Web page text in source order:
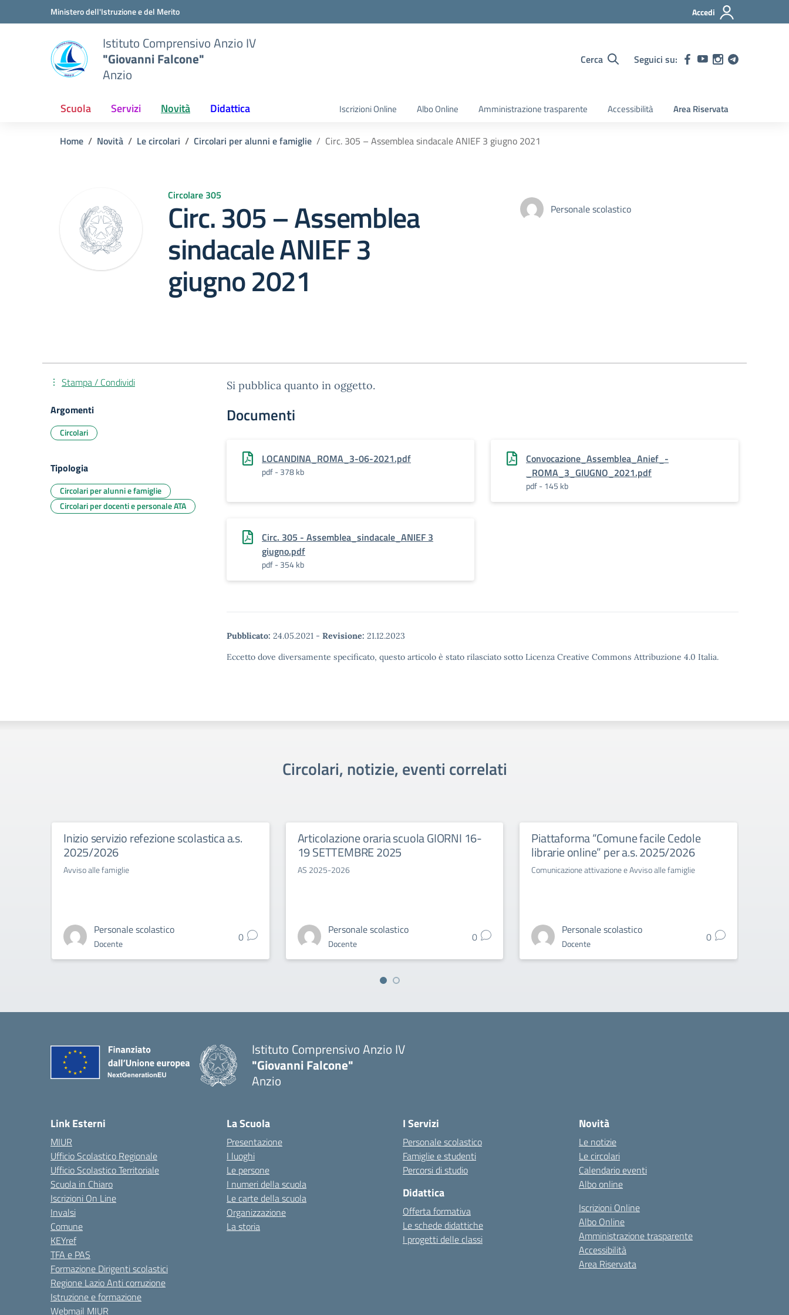
Vai ai contenuti
Vai al menu di navigazioneMinistero dell'Istruzione e del Merito Accedi
Istituto Comprensivo Anzio IV
"Giovanni Falcone"
Anzio
Cerca Seguici su:
Scuola Servizi Novità Didattica Iscrizioni Online Albo Online Amministrazione trasparente Accessibilità Area Riservata
Home Novità Le circolari Circolari per alunni e famiglie Circ. 305 – Assemblea sindacale ANIEF 3 giugno 2021
Circolare 305
Circ. 305 – Assemblea
sindacale ANIEF 3
giugno 2021
Personale scolastico
Si pubblica quanto in oggetto.
Documenti
LOCANDINA_ROMA_3-06-2021.pdf
pdf - 378 kb
Convocazione_Assemblea_Anief_-
_ROMA_3_GIUGNO_2021.pdf
pdf - 145 kb
Circ. 305 - Assemblea_sindacale_ANIEF 3
giugno.pdf
pdf - 354 kb
Pubblicato: 24.05.2021 - Revisione: 21.12.2023
Eccetto dove diversamente specificato, questo articolo è stato rilasciato sotto Licenza Creative Commons Attribuzione 4.0 Italia.
Stampa / Condividi
Argomenti
Circolari
Tipologia
Circolari per alunni e famiglie
Circolari per docenti e personale ATA
Circolari, notizie, eventi correlati
Inizio servizio refezione scolastica a.s.
2025/2026
Avviso alle famiglie
Personale scolastico
Docente 0
Articolazione oraria scuola GIORNI 16-
19 SETTEMBRE 2025
AS 2025-2026
Personale scolastico
Docente 0
Piattaforma “Comune facile Cedole
librarie online” per a.s. 2025/2026
Comunicazione attivazione e Avviso alle famiglie
Personale scolastico
Docente 0
Istituto Comprensivo Anzio IV
"Giovanni Falcone"
Anzio
Link Esterni
MIUR
Ufficio Scolastico Regionale
Ufficio Scolastico Territoriale
Scuola in Chiaro
Iscrizioni On Line
Invalsi
Comune
KEYref
TFA e PAS
Formazione Dirigenti scolastici
Regione Lazio Anti corruzione
Istruzione e formazione
Webmail MIUR
La Scuola
Presentazione
I luoghi
Le persone
I numeri della scuola
Le carte della scuola
Organizzazione
La storia
I Servizi
Personale scolastico
Famiglie e studenti
Percorsi di studio
Didattica
Offerta formativa
Le schede didattiche
I progetti delle classi
Novità
Le notizie
Le circolari
Calendario eventi
Albo online
Iscrizioni Online
Albo Online
Amministrazione trasparente
Accessibilità
Area Riservata